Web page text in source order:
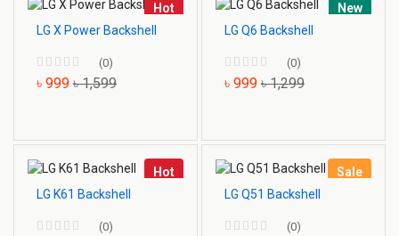
Hot
LG X Power Backshell
(0)
৳ 999 ৳ 1,599
New
LG Q6 Backshell
(0)
৳ 999 ৳ 1,299
Hot
LG K61 Backshell
(0)
Sale
LG Q51 Backshell
(0)